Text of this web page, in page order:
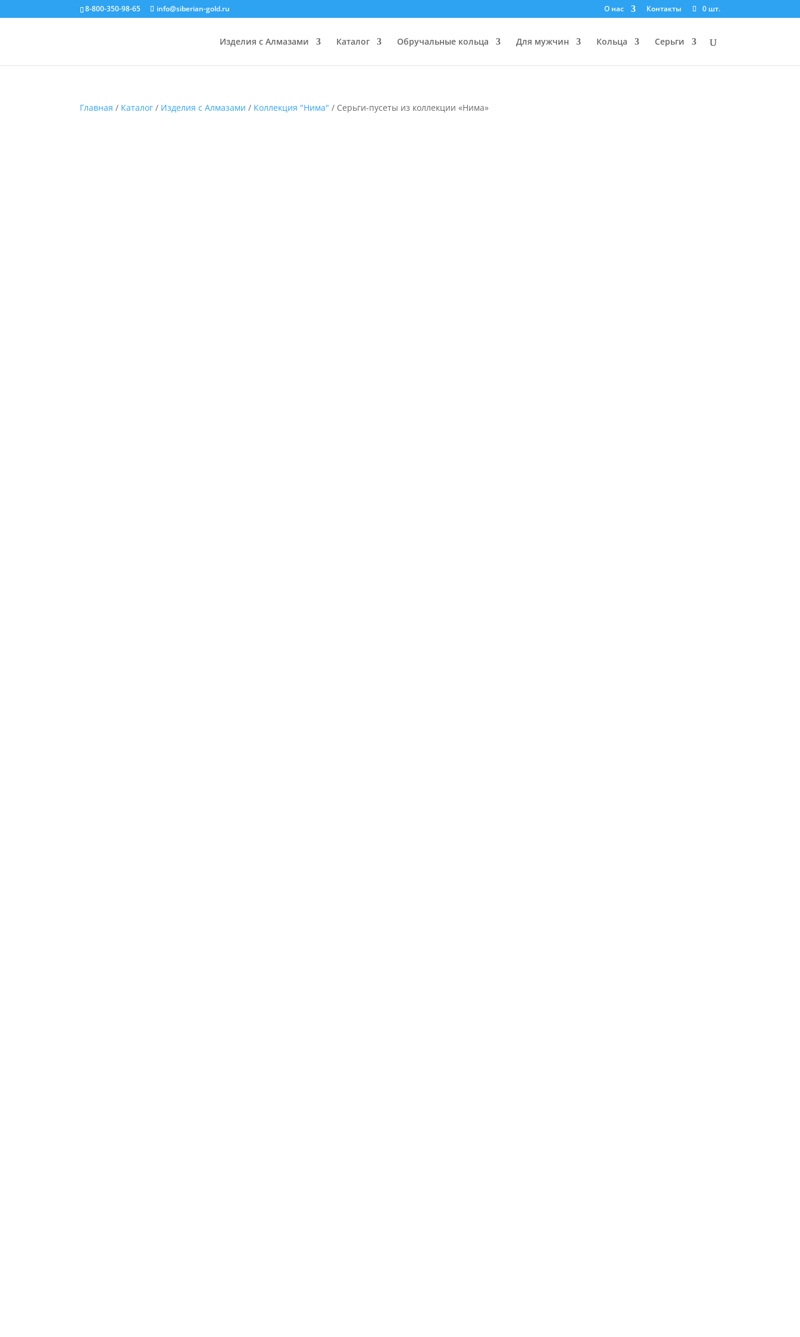
8-800-350-98-65 info@siberian-gold.ru О нас Контакты 0 шт.
Изделия с Алмазами Каталог Обручальные кольца Для мужчин Кольца Серьги
Главная / Каталог / Изделия с Алмазами / Коллекция "Нима" / Cерьги-пусеты из коллекции «Нима»